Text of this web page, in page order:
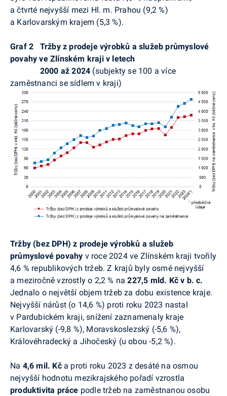
a čtvrté nejvyšší mezi Hl. m. Prahou (9,2 %)
a Karlovarským krajem (5,3 %).
Graf 2
Tržby z prodeje výrobků a služeb průmyslové
povahy ve Zlínském kraji v letech
2000 až 2024 (subjekty se 100 a více
zaměstnanci se sídlem v kraji)
Tržby (bez DPH) z prodeje výrobků a služeb
průmyslové povahy v roce 2024 ve Zlínském kraji tvořily
4,6 % republikových tržeb. Z krajů byly osmé nejvyšší
a meziročně vzrostly o 2,2 % na227,5 mld. Kč v b.c.
Jednalo o největší objem tržeb za dobu existence kraje.
Nejvyšší nárůst (o 14,6 %) proti roku 2023 nastal
v Pardubickém kraji, snížení zaznamenaly kraje
Karlovarský (-9,8 %), Moravskoslezský (-5,6 %),
Královéhradecký a Jihočeský (u obou -5,2 %).
Na 4,6 mil. Kča proti roku 2023 z desáté na osmou
nejvyšší hodnotu mezikrajského pořadí vzrostla
produktivita práce podle tržeb na zaměstnanou osobu